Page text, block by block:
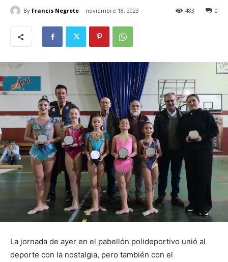
By Francis Negrete noviembre 18, 2023 0
483
La jornada de ayer en el pabellón polideportivo unió al
deporte con la nostalgia, pero también con el